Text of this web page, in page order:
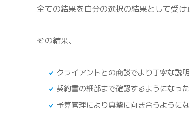
全ての結果を自分の選択の結果として受け
その結果、
クライアントとの商談でより丁寧な説
契約書の細部まで確認するようになった
予算管理により真摯に向き合うように